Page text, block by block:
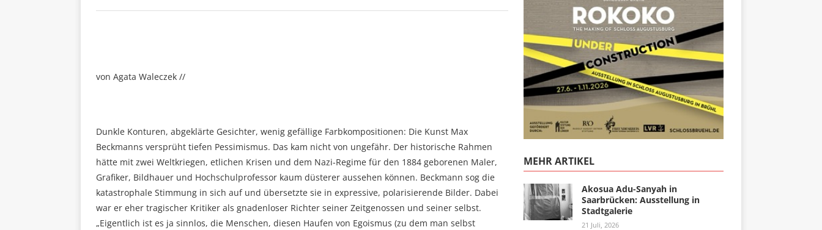
von Agata Waleczek //
Dunkle Konturen, abgeklärte Gesichter, wenig gefällige Farbkompositionen: Die Kunst Max
Beckmanns versprüht tiefen Pessimismus. Das kam nicht von ungefähr. Der historische Rahmen
hätte mit zwei Weltkriegen, etlichen Krisen und dem Nazi-Regime für den 1884 geborenen Maler,
Grafiker, Bildhauer und Hochschulprofessor kaum düsterer aussehen können. Beckmann sog die
katastrophale Stimmung in sich auf und übersetzte sie in expressive, polarisierende Bilder. Dabei
war er eher tragischer Kritiker als gnadenloser Richter seiner Zeitgenossen und seiner selbst.
„Eigentlich ist es ja sinnlos, die Menschen, diesen Haufen von Egoismus (zu dem man selbst
MEHR ARTIKEL
Akosua Adu-Sanyah in
Saarbrücken: Ausstellung in
Stadtgalerie
21 Juli, 2026